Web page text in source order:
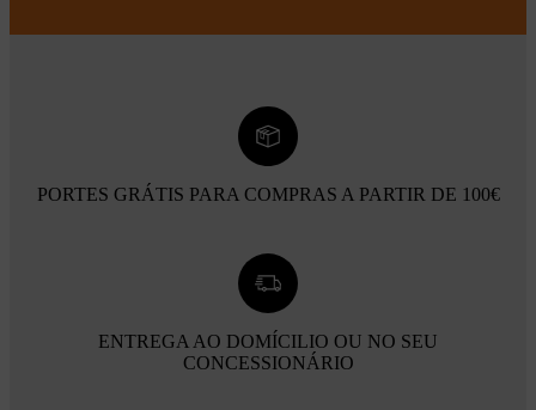
PORTES GRÁTIS PARA COMPRAS A PARTIR DE 100€
ENTREGA AO DOMÍCILIO OU NO SEU
CONCESSIONÁRIO